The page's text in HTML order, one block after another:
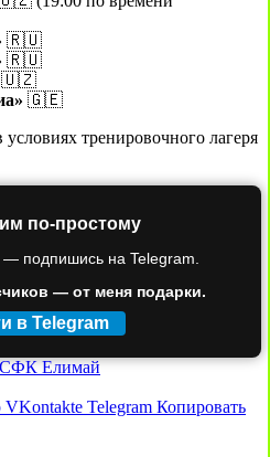
🇷🇺
🇷🇺
🇺🇿
🇬🇪
тренировочного лагеря
по-простому
подпишись на Telegram.
— от меня подарки.
в Telegram
ФК Елимай
VKontakte Telegram Копировать